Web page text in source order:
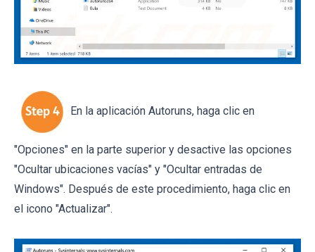
En la aplicación Autoruns, haga clic en
"Opciones" en la parte superior y desactive las opciones
"Ocultar ubicaciones vacías" y "Ocultar entradas de
Windows". Después de este procedimiento, haga clic en
el icono "Actualizar".